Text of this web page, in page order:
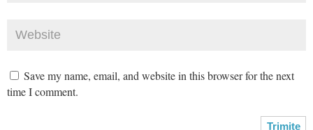
Save my name, email, and website in this browser for the next
time I comment.